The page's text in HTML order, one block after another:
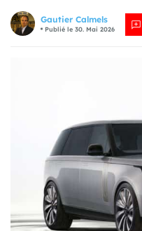
Gautier Calmels
Publié le 30. Mai 2026